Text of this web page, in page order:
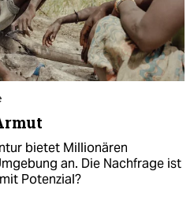
bietet Millionären
an. Die Nachfrage ist
Potenzial?